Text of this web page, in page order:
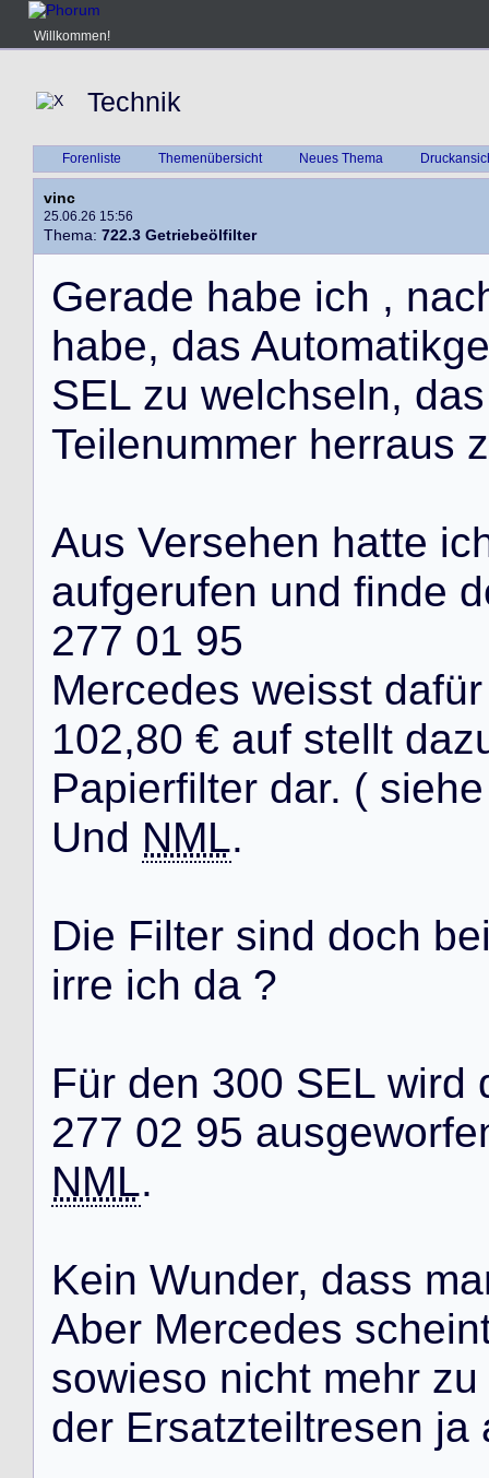
Willkommen!
Technik
Forenliste Themenübersicht Neues Thema
vinc
25.06.26 15:56
Thema: 722.3 Getriebeölfilter
Gerade habe ich , nac
habe, das Automatikge
SEL zu welchseln, das
Teilenummer herraus z
Aus Versehen hatte ic
aufgerufen und finde d
277 01 95
Mercedes weisst dafür
102,80 € auf stellt daz
Papierfilter dar. ( siehe
Und NML.
Die Filter sind doch be
irre ich da ?
Für den 300 SEL wird
277 02 95 ausgeworfe
NML.
Kein Wunder, dass ma
Aber Mercedes schein
sowieso nicht mehr zu
der Ersatzteiltresen ja